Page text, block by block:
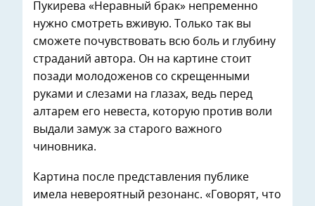
Пукирева «Неравный брак» непременно
нужно смотреть вживую. Только так вы
сможете почувствовать всю боль и глубину
страданий автора. Он на картине стоит
позади молодоженов со скрещенными
руками и слезами на глазах, ведь перед
алтарем его невеста, которую против воли
выдали замуж за старого важного
чиновника.
Картина после представления публике
имела невероятный резонанс. «Говорят, что